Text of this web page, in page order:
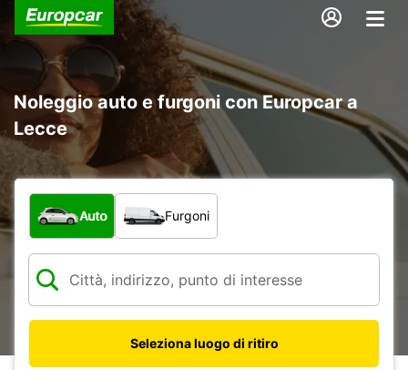
Noleggio auto e furgoni con Europcar a
Lecce
Scegli la tipologia di veicolo:
Auto Furgoni
Seleziona luogo di ritiro